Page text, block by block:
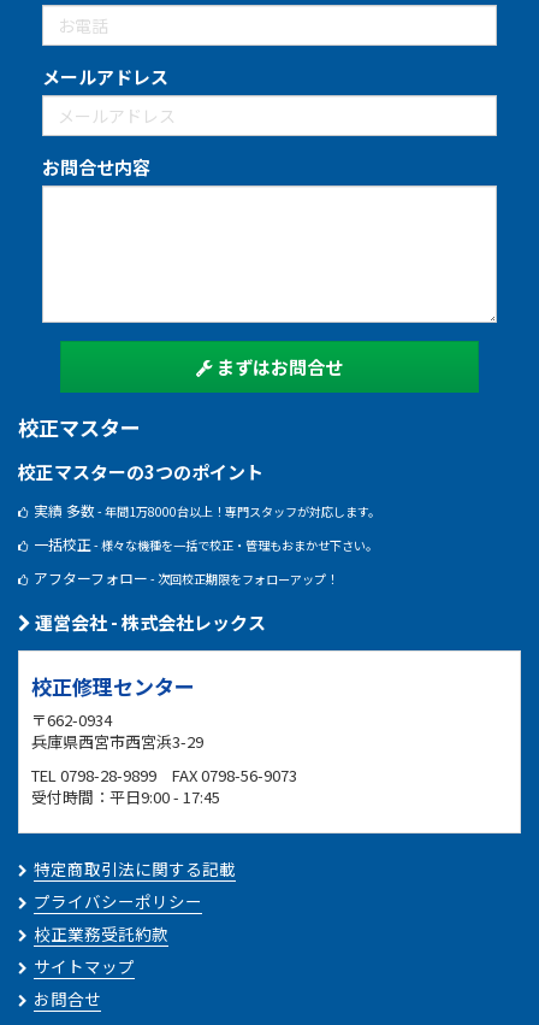
メールアドレス
お問合せ内容
まずはお問合せ
校正マスター
校正マスターの3つのポイント
実績 多数- 年間1万8000台以上！専門スタッフが対応します。
一括校正 - 様々な機種を一括で校正・管理もおまかせ下さい。
アフターフォロー - 次回校正期限をフォローアップ！
運営会社 - 株式会社レックス
校正修理センター
〒662-0934
兵庫県西宮市西宮浜3-29
TEL 0798-28-9899 FAX 0798-56-9073
受付時間：平日9:00 - 17:45
特定商取引法に関する記載
プライバシーポリシー
校正業務受託約款
サイトマップ
お問合せ